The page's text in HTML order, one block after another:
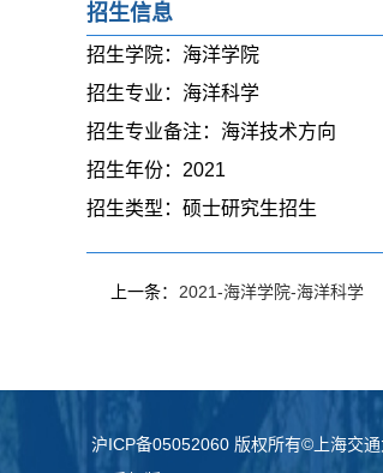
招生信息
招生学院： 海洋学院
招生专业： 海洋科学
招生专业备注： 海洋技术方向
招生年份： 2021
招生类型： 硕士研究生招生
上一条： 2021-海洋学院-海洋科学
沪ICP备05052060 版权所有©上海交